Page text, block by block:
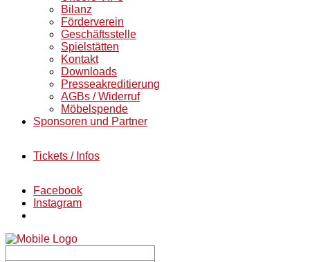
Bilanz
Förderverein
Geschäftsstelle
Spielstätten
Kontakt
Downloads
Presseakreditierung
AGBs / Widerruf
Möbelspende
Sponsoren und Partner
Tickets / Infos
Facebook
Instagram